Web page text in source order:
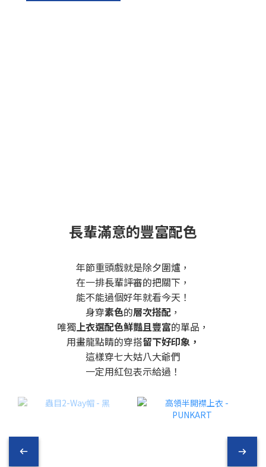
長輩滿意的豐富配色
年節重頭戲就是除夕圍爐，
在一排長輩評審的把關下，
能不能過個好年就看今天！
身穿素色的層次搭配 ，
唯獨 上衣選配色鮮豔且豐富的單品，
用畫龍點睛的穿搭留下好印象，
這樣穿七大姑八大爺們
一定用紅包表示給過！